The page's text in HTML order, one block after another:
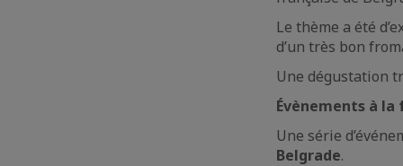
Le thème a été
d’un très bon
Une dégustation
Évènements à la
Une série
Belgrade.